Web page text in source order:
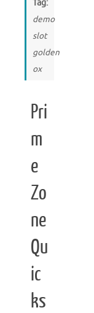
Tag:
demo
slot
golden
ox
Pri
m
e
Zo
ne
Qu
ic
ks